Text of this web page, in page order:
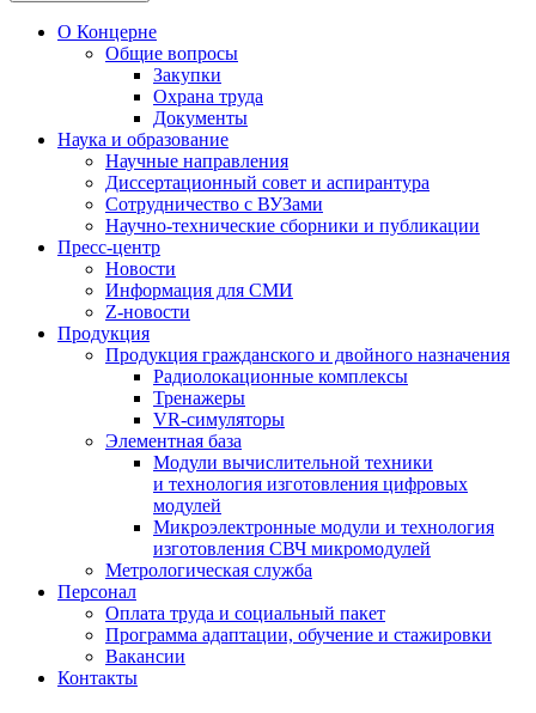
О Концерне
Общие вопросы
Закупки
Охрана труда
Документы
Наука и образование
Научные направления
Диссертационный совет и аспирантура
Сотрудничество с ВУЗами
Научно-технические сборники и публикации
Пресс-центр
Новости
Информация для СМИ
Z-новости
Продукция
Продукция гражданского и двойного назначения
Радиолокационные комплексы
Тренажеры
VR-симуляторы
Элементная база
Модули вычислительной техники
и технология изготовления цифровых
модулей
Микроэлектронные модули и технология
изготовления СВЧ микромодулей
Метрологическая служба
Персонал
Оплата труда и социальный пакет
Программа адаптации, обучение и стажировки
Вакансии
Контакты